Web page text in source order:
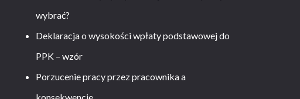
wybrać?
Deklaracja o wysokości wpłaty podstawowej do
PPK – wzór
Porzucenie pracy przez pracownika a